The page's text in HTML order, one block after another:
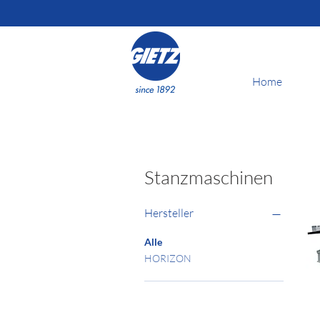
Home
Stanzmaschinen
Hersteller
Alle
HORIZON